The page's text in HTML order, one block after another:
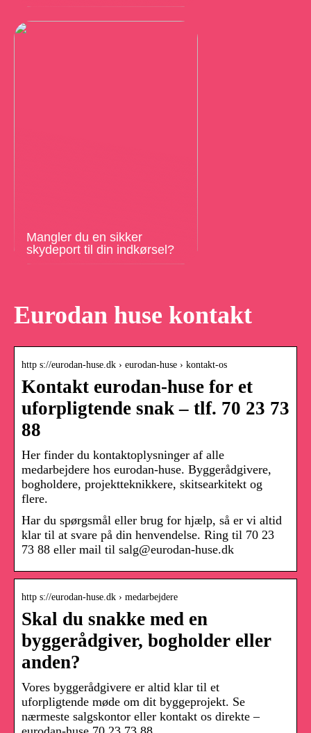
Mangler du en sikker
skydeport til din indkørsel?
Eurodan huse kontakt
http s://eurodan-huse.dk › eurodan-huse › kontakt-os
Kontakt eurodan-huse for et
uforpligtende snak – tlf. 70 23 73
88
Her finder du kontaktoplysninger af alle
medarbejdere hos eurodan-huse. Byggerådgivere,
bogholdere, projektteknikkere, skitsearkitekt og
flere.
Har du spørgsmål eller brug for hjælp, så er vi altid
klar til at svare på din henvendelse. Ring til 70 23
73 88 eller mail til salg@eurodan-huse.dk
http s://eurodan-huse.dk › medarbejdere
Skal du snakke med en
byggerådgiver, bogholder eller
anden?
Vores byggerådgivere er altid klar til et
uforpligtende møde om dit byggeprojekt. Se
nærmeste salgskontor eller kontakt os direkte –